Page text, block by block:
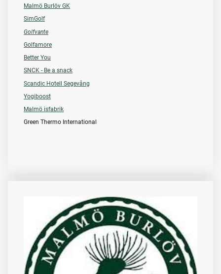
Malmö Burlöv GK
SimGolf
Golfvante
Golfamore
Better You
SNCK - Be a snack
Scandic Hotell Segevång
Yogiboost
Malmö isfabrik
Green Thermo International